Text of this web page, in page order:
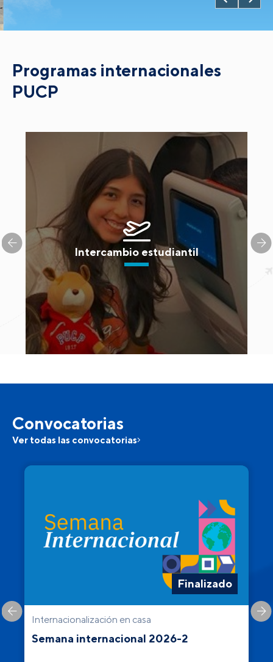
Programas internacionales
PUCP
Intercambio estudiantil
Convocatorias
Ver todas las convocatorias
Finalizado
Internacionalización en casa
Semana internacional 2026-2